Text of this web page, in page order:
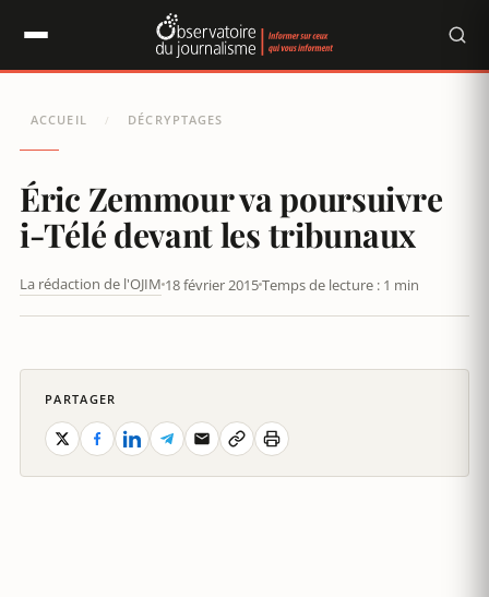
ACCUEIL / DÉCRYPTAGES
Éric Zemmour va poursuivre
i-Télé devant les tribunaux
La rédaction de l'OJIM 18 février 2015Temps de lecture : 1 min
PARTAGER
Panneau de gestion des cookies